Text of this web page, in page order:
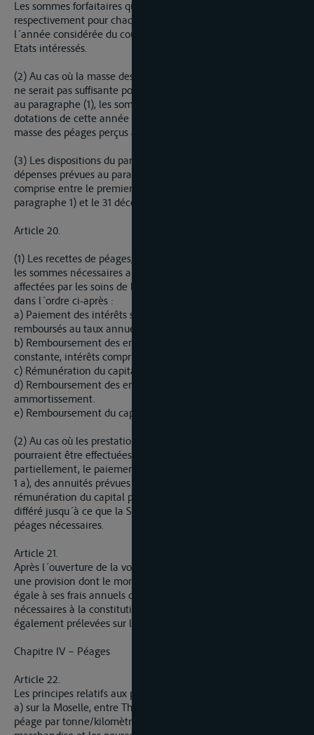
Les sommes forfaitaires qui résultent de ce calcul varieront
respectivement pour chaque année avec l´indice moyen pour
l´année considérée du coût de la construction de chacun des
Etats intéressés.
(2) Au cas où la masse des péages perçus pendant une année
ne serait pas suffisante pour faire face aux prélèvements visés
au paragraphe (1), les sommes nécessaires pour compléter les
dotations de cette année seront prélevées par priorité sur la
masse des péages perçus au cours des années ultérieuress.
(3) Les dispositions du paragraphe (2) s´appliqueront aux
dépenses prévues au paragraphe (1) afférentes à la période
comprise entre le premier voyage commercial (article 50,
paragraphe 1) et le 31 décembre de la même année.
Article 20.
(1) Les recettes de péages, pour autant qu´elles dépasseront
les sommes nécessaires aux objets prévus à l´article 19, seront
affectées par les soins de la Société aux objets suivants et
dans l´ordre ci-après :
a) Paiement des intérêts sur les emprunts non encore
remboursés au taux annuel de 5%.
b) Remboursement des emprunts sur la base d´une annuité
constante, intérêts compris, de 5,5% de leur montant total.
c) Rémunération du capital social au taux annuel de 3%.
d) Remboursement des emprunts jusqu´à leur complet
ammortissement.
e) Remboursement du capital social.
(2) Au cas où les prestations prévues au paragraphe (1) ne
pourraient être effectuées ou ne pourraient l´être que
partiellement, le paiement des intérêts prévus au paragraphe
1 a), des annuités prévues au paragraphe 1 b) et de la
rémunération du capital prévue au paragraphe 1 c) serait
différé jusqu´à ce que la Société dispose des recettes de
péages nécessaires.
Article 21.
Après l´ouverture de la voie navigable, la Société constituera
une provision dont le montant pourra atteindre une somme
égale à ses frais annuels de fonctionnement. Les sommes
nécessaires à la constitution de cette provision seront
également prélevées sur la masse des péages.
Chapitre IV – Péages
Article 22.
Les principes relatifs aux péages seront les suivants :
a) sur la Moselle, entre Thionville et Coblence, les taux de
péage par tonne/kilomètre pour chaque nature de